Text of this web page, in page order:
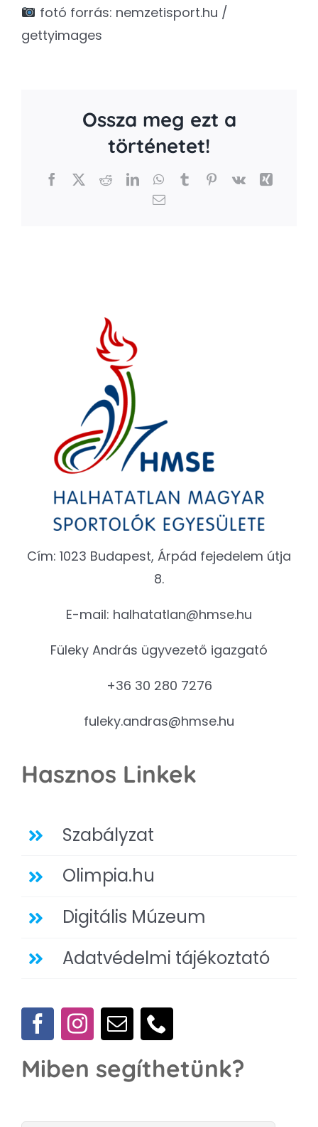
fotó forrás: nemzetisport.hu /
gettyimages
Ossza meg ezt a
történetet!
Facebook RedditLinkedInWhatsApp
TumblrPinterest
Vk
Xing
Email
Cím: 1023 Budapest, Árpád fejedelem útja
8.
E-mail: halhatatlan@hmse.hu
Füleky András ügyvezető igazgató
+36 30 280 7276
fuleky.andras@hmse.hu
Hasznos Linkek
Szabályzat
Olimpia.hu
Digitális Múzeum
Adatvédelmi tájékoztató
Miben segíthetünk?